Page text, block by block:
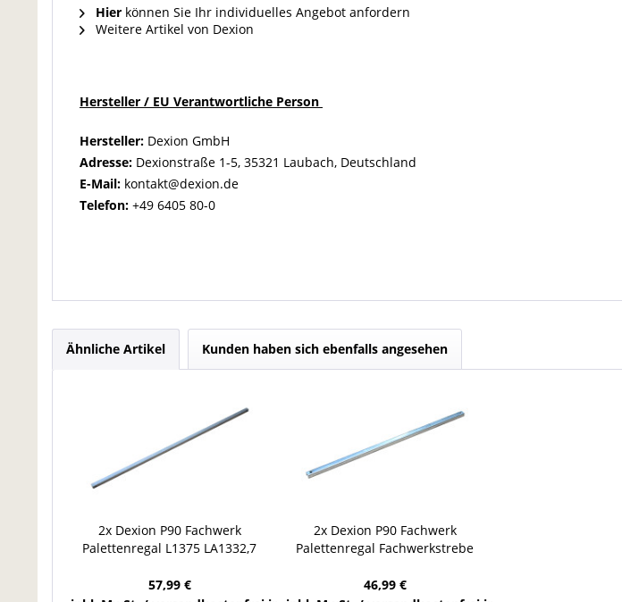
Hier können Sie Ihr individuelles Angebot anfordern
Weitere Artikel von Dexion
Hersteller / EU Verantwortliche Person
Hersteller: Dexion GmbH
Adresse: Dexionstraße 1-5, 35321 Laubach, Deutschland
E-Mail: kontakt@dexion.de
Telefon: +49 6405 80-0
Ähnliche Artikel Kunden haben sich ebenfalls angesehen
2x Dexion P90 Fachwerk
Palettenregal L1375 LA1332,7
57,99 €
2x Dexion P90 Fachwerk
Palettenregal Fachwerkstrebe
46,99 €